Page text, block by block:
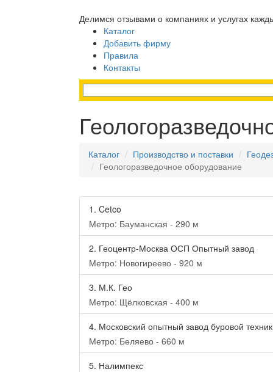
Делимся отзывами о компаниях и услугах
Каталог
Добавить фирму
Правила
Контакты
Каталог Производство и поставки
Геологоразведочное оборудование
1. Cetco
Метро: Бауманская - 290 м
2. Геоцентр-Москва ОСП Опытный завод
Метро: Новогиреево - 920 м
3. М.К. Гео
Метро: Щёлковская - 400 м
4. Московский опытный завод буровой
Метро: Беляево - 660 м
5. Налимпекс